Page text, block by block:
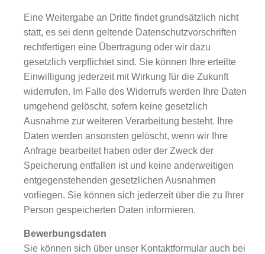
Eine Weitergabe an Dritte findet grundsätzlich nicht
statt, es sei denn geltende Datenschutzvorschriften
rechtfertigen eine Übertragung oder wir dazu
gesetzlich verpflichtet sind. Sie können Ihre erteilte
Einwilligung jederzeit mit Wirkung für die Zukunft
widerrufen. Im Falle des Widerrufs werden Ihre Daten
umgehend gelöscht, sofern keine gesetzlich
Ausnahme zur weiteren Verarbeitung besteht. Ihre
Daten werden ansonsten gelöscht, wenn wir Ihre
Anfrage bearbeitet haben oder der Zweck der
Speicherung entfallen ist und keine anderweitigen
entgegenstehenden gesetzlichen Ausnahmen
vorliegen. Sie können sich jederzeit über die zu Ihrer
Person gespeicherten Daten informieren.
Bewerbungsdaten
Sie können sich über unser Kontaktformular auch bei